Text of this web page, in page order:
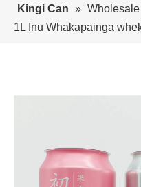
Kingi Can » Wholesale
1L Inu Whakapainga